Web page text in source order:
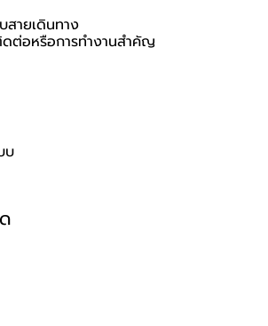
สายเดินทาง
ดต่อหรือการทำงานสำคัญ
บ